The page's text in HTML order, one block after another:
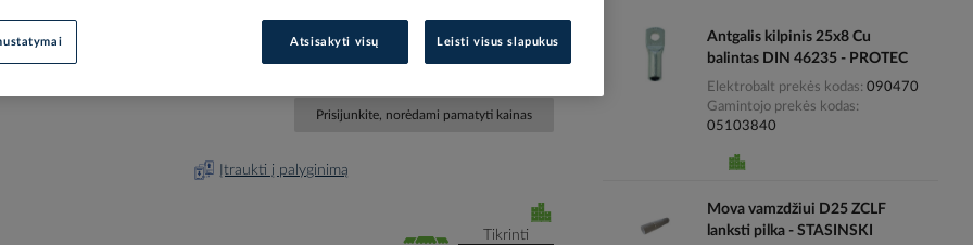
Elektrobalt prekės kodas
003675
Gamintojo prekės kodas
ZCLF40
Prisijunkite, norėdami pamatyti kainas
Įtraukti į palyginimą
Tikrinti
Antgalis kilpinis 25x8 Cu
balintas DIN 46235 - PROTEC
Elektrobalt prekės kodas 090470
Gamintojo prekės kodas
05103840
Mova vamzdžiui D25 ZCLF
lanksti pilka - STASINSKI
Atsisakyti visų Leisti visus slapukus